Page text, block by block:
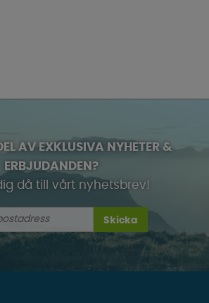
AV EXKLUSIVA NYHETER &
ERBJUDANDEN?
då till vårt nyhetsbrev!
Skicka